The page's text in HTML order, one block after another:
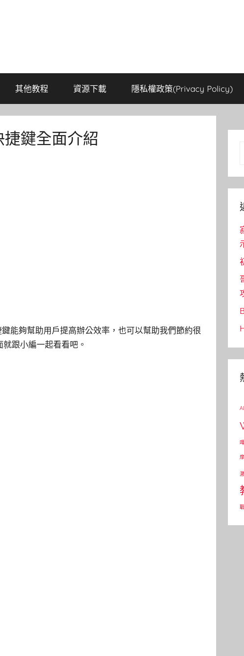
其他教程 資源下載 隱私權政策(Privacy Policy)
捷鍵全面介紹
能夠幫助用戶提高辦公效率，也可以幫助我們節約很
跟小編一起看看吧。
AI